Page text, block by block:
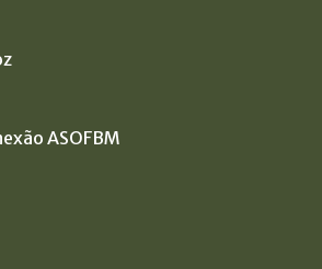
ASOFBM